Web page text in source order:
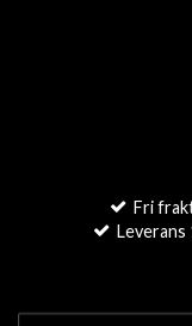
Fri frakt
Leverans